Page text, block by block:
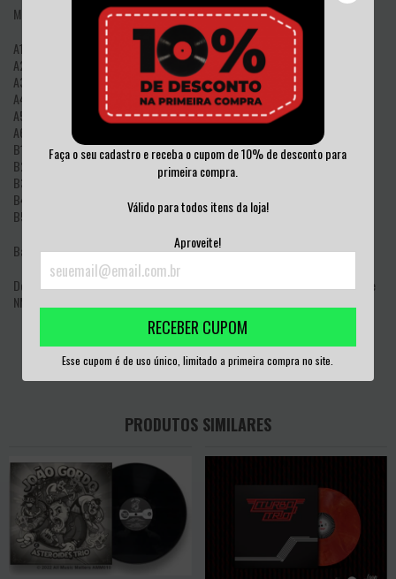
Faça o seu cadastro e receba o cupom de 10% de desconto para
primeira compra.
Válido para todos itens da loja!
Aproveite!
RECEBER CUPOM
Esse cupom é de uso único, limitado a primeira compra no site.
Músicas:
A1 Sweet Revenge
A2 Sacrifice
A3 Live To Buy
A4 Underlord
A5 Work Out
A6 Lifeless
B1 In The Name Of Greed
B2 Betrayed
B3 The Flame Of Anger
B4 Twisted Hate
B5 The Rack
Banda:
Derrick Green (Vocais) / Ricardo Brigas (Baixo) / Edu Nicollini (Bateria) / Andre
NM (Guitarra) / André Curci (Guitarra)
PRODUTOS SIMILARES